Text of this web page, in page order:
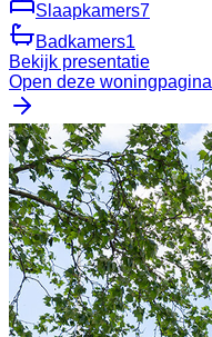
Slaapkamers7
Badkamers1
Bekijk presentatie
Open deze woningpagina